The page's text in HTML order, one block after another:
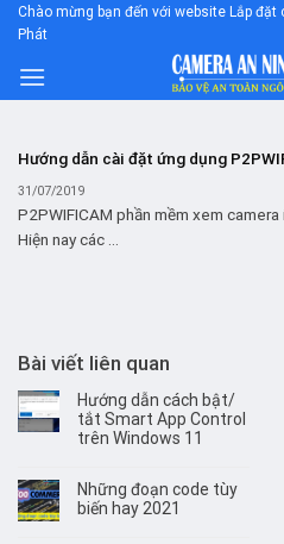
Skip
content
Chào mừng bạn đến với website Lắp
Phát
Hướng dẫn cài đặt ứng dụng
31/07/2019
P2PWIFICAM phần mềm xem
Hiện nay các ...
Bài viết liên quan
Hướng dẫn cách bật/
tắt Smart App Control
trên Windows 11
Những đoạn code tùy
biến hay 2021